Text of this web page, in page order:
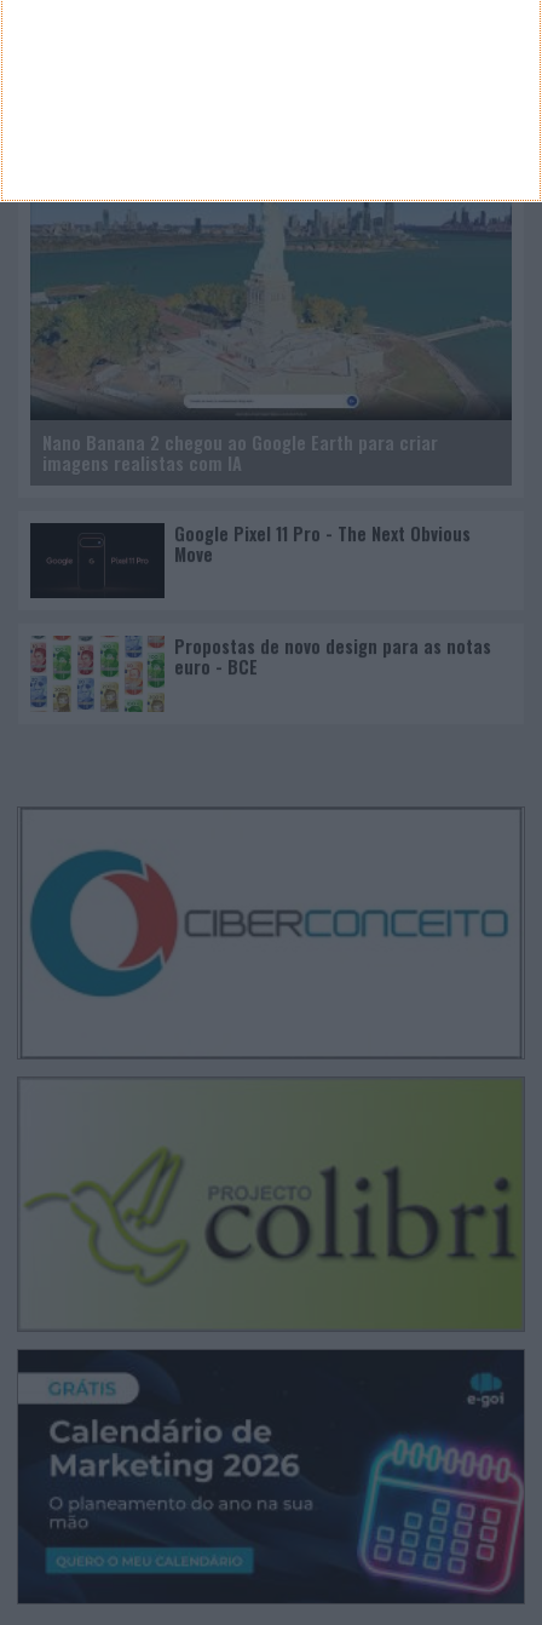
Nano Banana 2 chegou ao Google Earth para criar
imagens realistas com IA
Google Pixel 11 Pro - The Next Obvious
Move
Propostas de novo design para as notas
euro - BCE